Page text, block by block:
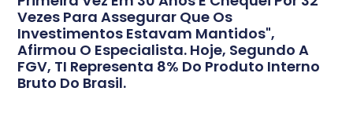
Vezes Para Assegurar Que Os
Investimentos Estavam Mantidos",
Afirmou O Especialista. Hoje, Segundo A
FGV, TI Representa 8% Do Produto Interno
Bruto Do Brasil.